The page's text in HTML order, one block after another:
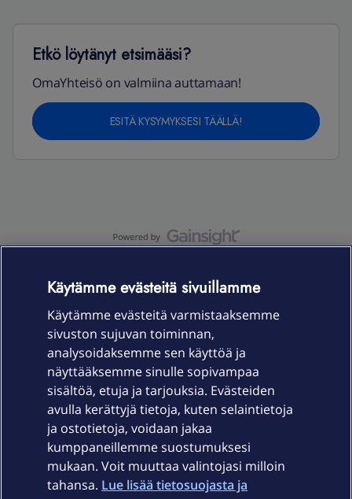
Etkö löytänyt etsimääsi?
OmaYhteisö on valmiina auttamaan!
ESITÄ KYSYMYKSESI TÄÄLLÄ!
Laitteet & liittymät
Palvelut
Ajankohtaista
Käytämme evästeitä sivuillamme
Käytämme evästeitä varmistaaksemme
sivuston sujuvan toiminnan,
analysoidaksemme sen käyttöä ja
näyttääksemme sinulle sopivampaa
sisältöä, etuja ja tarjouksia. Evästeiden
avulla kerättyjä tietoja, kuten selaintietoja
ja ostotietoja, voidaan jakaa
kumppaneillemme suostumuksesi
mukaan. Voit muuttaa valintojasi milloin
tahansa. Lue lisää tietosuojasta ja